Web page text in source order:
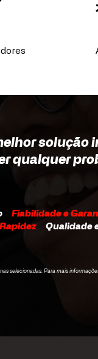
solução
qualquer
Fiabilidade e
Rapidez Qualidade
selecionadas. Para mais